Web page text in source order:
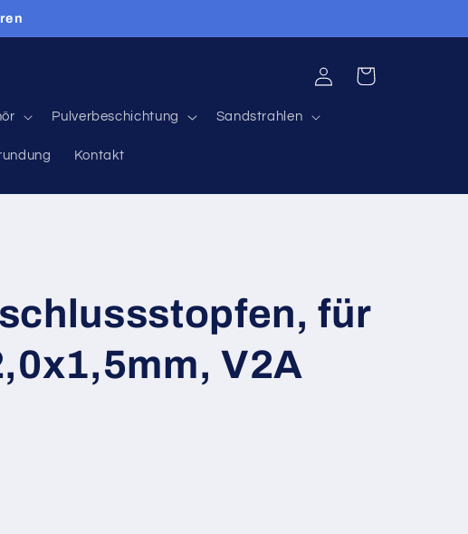
Pulverbeschichtung Sandstrahlen
Kontakt
EinloggenWarenkorb
für
V2A